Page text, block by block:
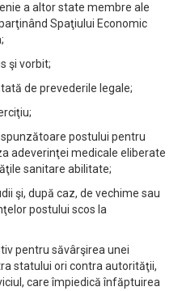
a altor state membre ale
Spaţiului Economic
şi vorbit;
de prevederile legale;
postului pentru
adeverinţei medicale eliberate
sanitare abilitate;
şi, după caz, de vechime sau
postului scos la
pentru săvârşirea unei
statului ori contra autorităţii,
care împiedică înfăptuirea